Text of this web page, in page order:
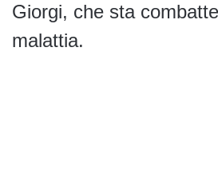
Giorgi, che sta
malattia.